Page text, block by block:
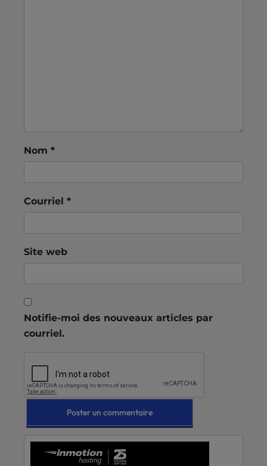
Nom *
Courriel *
Site web
Notifie-moi des nouveaux articles par
courriel.